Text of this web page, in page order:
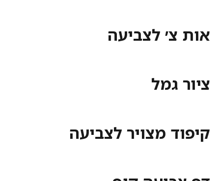
לצביעה
גמל
מצויר לצביעה